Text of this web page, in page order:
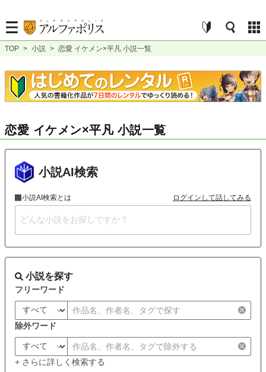
TOP > 小説 > 恋愛 イケメン×平凡 小説一覧
恋愛 イケメン×平凡 小説一覧
小説AI検索
小説AI検索とは ログインして話してみる
小説を探す
フリーワード
除外ワード
+ さらに詳しく検索する